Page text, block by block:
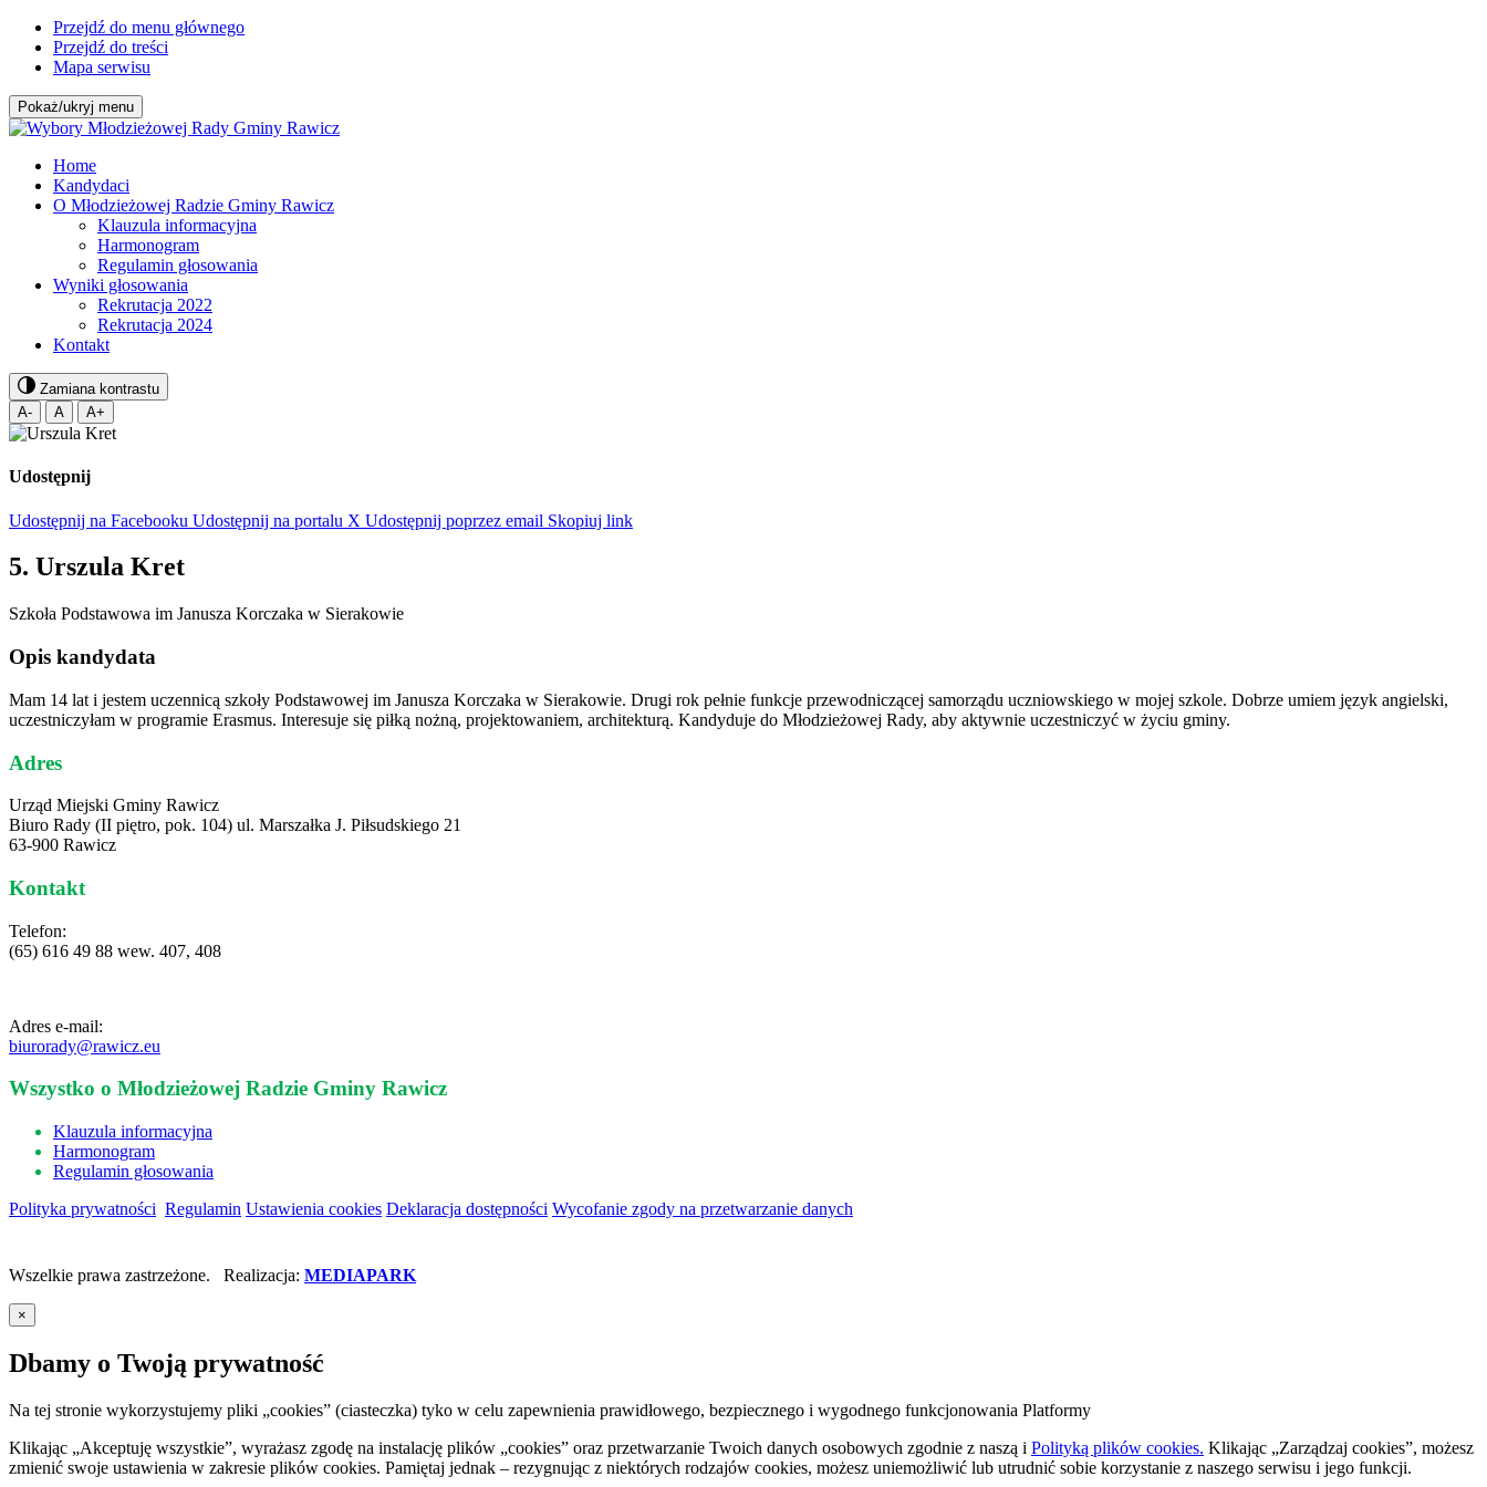
Przejdź do menu głównego
Przejdź do treści
Mapa serwisu
Pokaż/ukryj menu
Home
Kandydaci
O Młodzieżowej Radzie Gminy Rawicz
Klauzula informacyjna
Harmonogram
Regulamin głosowania
Wyniki głosowania
Rekrutacja 2022
Rekrutacja 2024
Kontakt
Zamiana kontrastu
A-
A A+
Udostępnij
Udostępnij na Facebooku Udostępnij na portalu X Udostępnij poprzez email Skopiuj link
5. Urszula Kret
Szkoła Podstawowa im Janusza Korczaka w Sierakowie
Opis kandydata
Mam 14 lat i jestem uczennicą szkoły Podstawowej im Janusza Korczaka w Sierakowie. Drugi rok pełnie funkcje przewodniczącej samorządu uczniowskiego w mojej szkole. Dobrze umiem język angielski,
uczestniczyłam w programie Erasmus. Interesuje się piłką nożną, projektowaniem, architekturą. Kandyduje do Młodzieżowej Rady, aby aktywnie uczestniczyć w życiu gminy.
Adres
Urząd Miejski Gminy Rawicz
Biuro Rady (II piętro, pok. 104) ul. Marszałka J. Piłsudskiego 21
63-900 Rawicz
Kontakt
Telefon:
(65) 616 49 88 wew. 407, 408
Adres e-mail:
biurorady@rawicz.eu
Wszystko o Młodzieżowej Radzie Gminy Rawicz
Klauzula informacyjna
Harmonogram
Regulamin głosowania
Polityka prywatności Regulamin Ustawienia cookies Deklaracja dostępności Wycofanie zgody na przetwarzanie danych
Wszelkie prawa zastrzeżone. Realizacja: MEDIAPARK
×
Dbamy o Twoją prywatność
Na tej stronie wykorzystujemy pliki „cookies” (ciasteczka) tyko w celu zapewnienia prawidłowego, bezpiecznego i wygodnego funkcjonowania Platformy
Klikając „Akceptuję wszystkie”, wyrażasz zgodę na instalację plików „cookies” oraz przetwarzanie Twoich danych osobowych zgodnie z naszą i Polityką plików cookies. Klikając „Zarządzaj cookies”, możesz
zmienić swoje ustawienia w zakresie plików cookies. Pamiętaj jednak – rezygnując z niektórych rodzajów cookies, możesz uniemożliwić lub utrudnić sobie korzystanie z naszego serwisu i jego funkcji.